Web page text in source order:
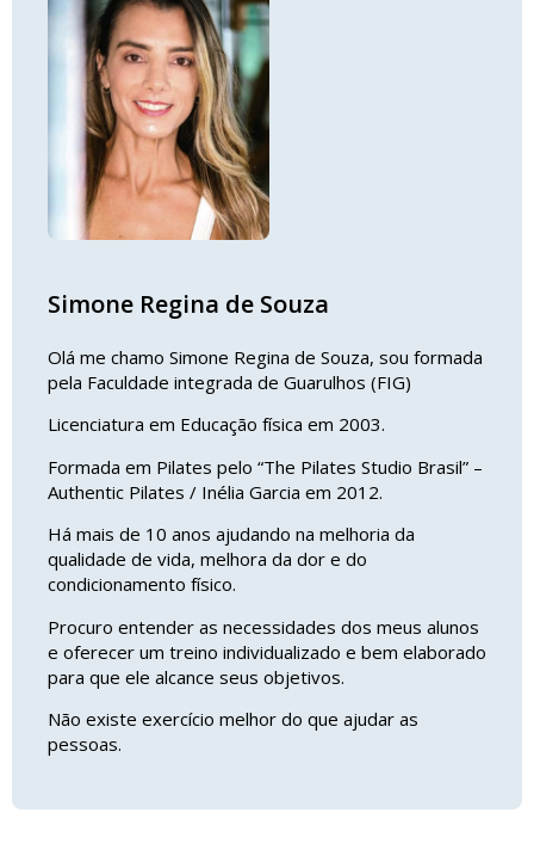
Simone Regina de Souza
Olá me chamo Simone Regina de Souza, sou formada
pela Faculdade integrada de Guarulhos (FIG)
Licenciatura em Educação física em 2003.
Formada em Pilates pelo “The Pilates Studio Brasil” –
Authentic Pilates / Inélia Garcia em 2012.
Há mais de 10 anos ajudando na melhoria da
qualidade de vida, melhora da dor e do
condicionamento físico.
Procuro entender as necessidades dos meus alunos
e oferecer um treino individualizado e bem elaborado
para que ele alcance seus objetivos.
Não existe exercício melhor do que ajudar as
pessoas.